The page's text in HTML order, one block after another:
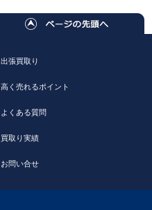
出張買取り
高く売れるポイント
よくある質問
買取り実績
お問い合せ